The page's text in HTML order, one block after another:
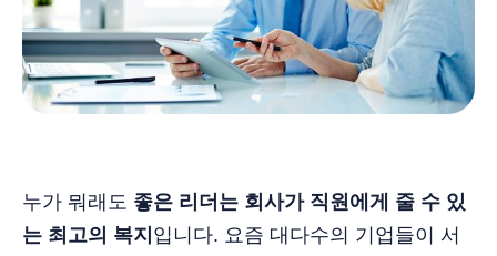
누가 뭐래도 좋은 리더는 회사가 직원에게 줄 수 있
는 최고의 복지 입니다. 요즘 대다수의 기업들이 서